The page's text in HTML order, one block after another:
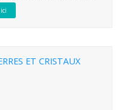
ET CRISTAUX